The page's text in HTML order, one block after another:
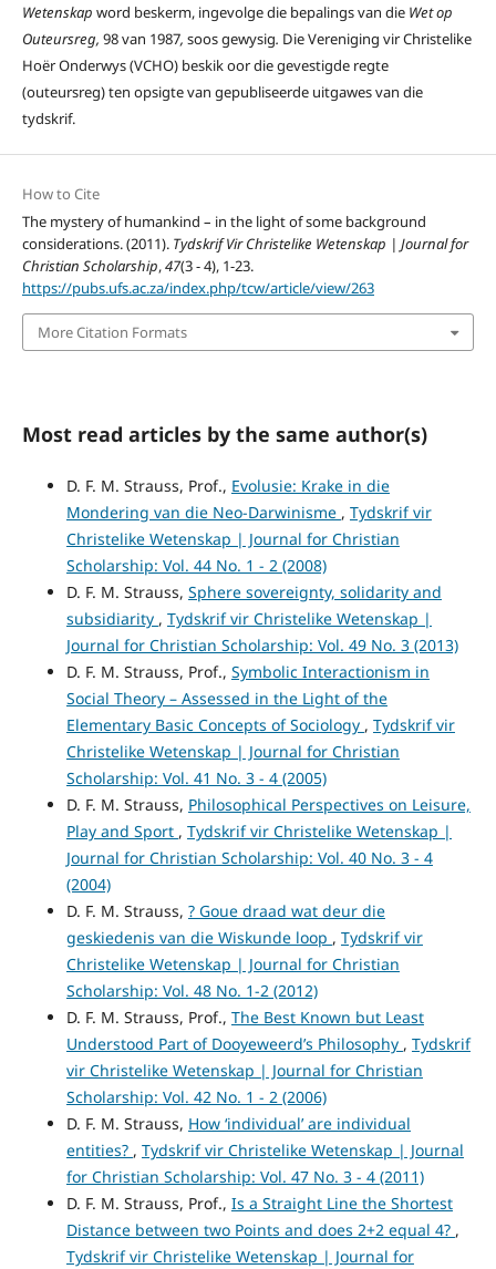
Wetenskap word beskerm, ingevolge die bepalings van dieWet op
Outeursreg, 98 van 1987, soos gewysig. Die Vereniging vir Christelike
Hoër Onderwys (VCHO) beskik oor die gevestigde regte
(outeursreg) ten opsigte van gepubliseerde uitgawes van die
tydskrif.
How to Cite
The mystery of humankind – in the light of some background
considerations. (2011). Tydskrif Vir Christelike Wetenskap | Journal for
Christian Scholarship,47(3 - 4), 1-23.
https://pubs.ufs.ac.za/index.php/tcw/article/view/263
More Citation Formats
Most read articles by the same author(s)
D. F. M. Strauss, Prof., Evolusie: Krake in die
Mondering van die Neo-Darwinisme , Tydskrif vir
Christelike Wetenskap | Journal for Christian
Scholarship: Vol. 44 No. 1 - 2 (2008)
D. F. M. Strauss, Sphere sovereignty, solidarity and
subsidiarity , Tydskrif vir Christelike Wetenskap |
Journal for Christian Scholarship: Vol. 49 No. 3 (2013)
D. F. M. Strauss, Prof., Symbolic Interactionism in
Social Theory – Assessed in the Light of the
Elementary Basic Concepts of Sociology , Tydskrif vir
Christelike Wetenskap | Journal for Christian
Scholarship: Vol. 41 No. 3 - 4 (2005)
D. F. M. Strauss, Philosophical Perspectives on Leisure,
Play and Sport , Tydskrif vir Christelike Wetenskap |
Journal for Christian Scholarship: Vol. 40 No. 3 - 4
(2004)
D. F. M. Strauss, ? Goue draad wat deur die
geskiedenis van die Wiskunde loop , Tydskrif vir
Christelike Wetenskap | Journal for Christian
Scholarship: Vol. 48 No. 1-2 (2012)
D. F. M. Strauss, Prof., The Best Known but Least
Understood Part of Dooyeweerd’s Philosophy , Tydskrif
vir Christelike Wetenskap | Journal for Christian
Scholarship: Vol. 42 No. 1 - 2 (2006)
D. F. M. Strauss, How ‘individual’ are individual
entities? , Tydskrif vir Christelike Wetenskap | Journal
for Christian Scholarship: Vol. 47 No. 3 - 4 (2011)
D. F. M. Strauss, Prof., Is a Straight Line the Shortest
Distance between two Points and does 2+2 equal 4? ,
Tydskrif vir Christelike Wetenskap | Journal for